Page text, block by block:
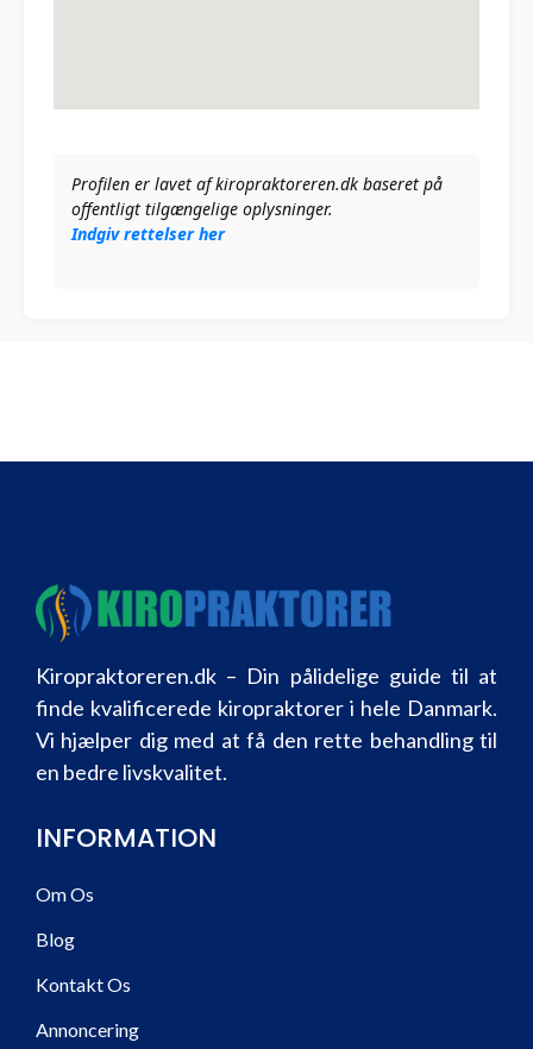
Profilen er lavet af kiropraktoreren.dk baseret på
offentligt tilgængelige oplysninger.
Indgiv rettelser her
Kiropraktoreren.dk – Din pålidelige guide til at
finde kvalificerede kiropraktorer i hele Danmark.
Vi hjælper dig med at få den rette behandling til
en bedre livskvalitet.
INFORMATION
Om Os
Blog
Kontakt Os
Annoncering